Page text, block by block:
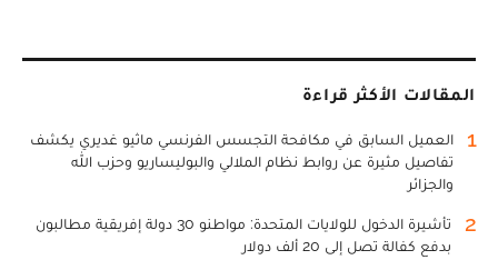
المقالات الأكثر قراءة
1
العميل السابق في مكافحة التجسس الفرنسي ماثيو غديري يكشف
تفاصيل مثيرة عن روابط نظام الملالي والبوليساريو وحزب الله
والجزائر
2
تأشيرة الدخول للولايات المتحدة: مواطنو 30 دولة إفريقية مطالبون
بدفع كفالة تصل إلى 20 ألف دولار